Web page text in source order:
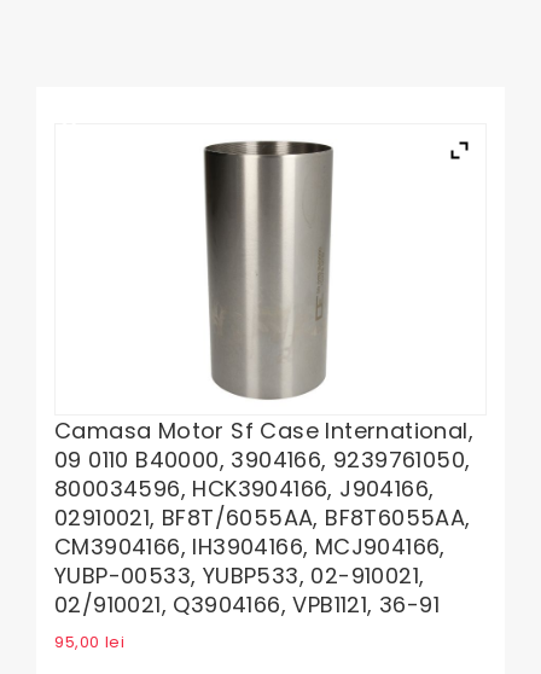
Camasa Motor Sf Case International,
09 0110 B40000, 3904166, 9239761050,
800034596, HCK3904166, J904166,
02910021, BF8T/6055AA, BF8T6055AA,
CM3904166, IH3904166, MCJ904166,
YUBP-00533, YUBP533, 02-910021,
02/910021, Q3904166, VPB1121, 36-91
95,00 lei